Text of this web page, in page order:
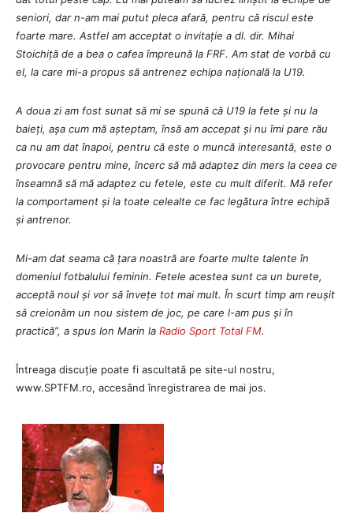
seniori, dar n-am mai putut pleca afară, pentru că riscul este
foarte mare. Astfel am acceptat o invitație a dl. dir. Mihai
Stoichiță de a bea o cafea împreună la FRF. Am stat de vorbă cu
el, la care mi-a propus să antrenez echipa națională la U19.
A doua zi am fost sunat să mi se spună că U19 la fete și nu la
baieți, așa cum mă așteptam, însă am accepat și nu îmi pare rău
ca nu am dat înapoi, pentru că este o muncă interesantă, este o
provocare pentru mine, încerc să mă adaptez din mers la ceea ce
înseamnă să mă adaptez cu fetele, este cu mult diferit. Mă refer
la comportament și la toate celealte ce fac legătura între echipă
și antrenor.
Mi-am dat seama că țara noastră are foarte multe talente în
domeniul fotbalului feminin. Fetele acestea sunt ca un burete,
acceptă noul și vor să învețe tot mai mult. În scurt timp am reușit
să creionăm un nou sistem de joc, pe care l-am pus și în
practică”, a spus Ion Marin la Radio Sport Total FM.
Întreaga discuție poate fi ascultată pe site-ul nostru,
www.SPTFM.ro, accesând înregistrarea de mai jos.